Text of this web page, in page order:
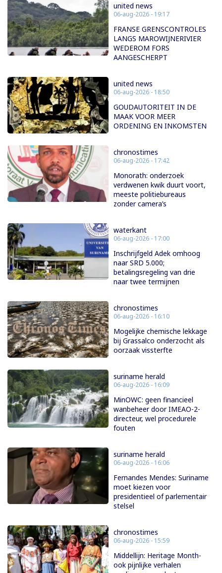
united news
06-aug-2026 - 19:17
FRANSE GRENSCONTROLES
LANGS MAROWIJNERIVIER
WEDEROM FORS
AANGESCHERPT
united news
06-aug-2026 - 18:50
GOUDAUTORITEIT IN DE
MAAK VOOR MEER
ORDENING EN INKOMSTEN
chronostimes
06-aug-2026 - 17:42
Monorath: onderzoek
verdwenen kwik duurt voort,
meeste politiebureaus
zonder camera’s
waterkant
06-aug-2026 - 17:00
Inschrijfgeld Adek omhoog
naar SRD 5.000;
betalingsregeling van drie
naar twee termijnen
chronostimes
06-aug-2026 - 16:10
Mogelijke chemische lekkage
bij Grassalco onderzocht als
oorzaak vissterfte
suriname herald
06-aug-2026 - 16:09
MinOWC: geen financieel
wanbeheer door IMEAO-2-
directeur, wel procedurele
fouten
suriname herald
06-aug-2026 - 16:06
Fernandes Mendes: Suriname
moet kiezen voor
presidentieel of parlementair
stelsel
chronostimes
06-aug-2026 - 15:59
Middellijn: Heritage Month-
ook pijnlijke verhalen